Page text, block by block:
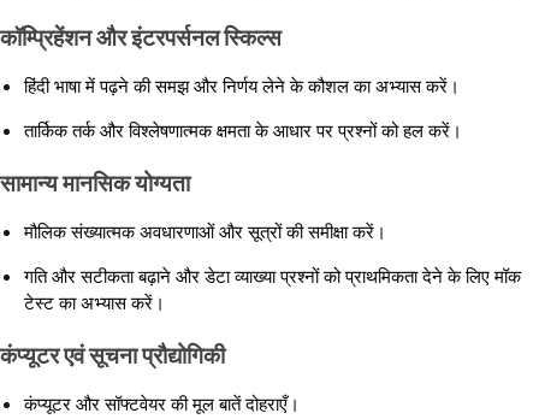
कॉम्प्रिहेंशन और इंटरपर्सनल स्किल्स
हिंदी भाषा में पढ़ने की समझ और निर्णय लेने के कौशल का अभ्यास करें।
तार्किक तर्क और विश्लेषणात्मक क्षमता के आधार पर प्रश्नों को हल करें।
सामान्य मानसिक योग्यता
मौलिक संख्यात्मक अवधारणाओं और सूत्रों की समीक्षा करें।
गति और सटीकता बढ़ाने और डेटा व्याख्या प्रश्नों को प्राथमिकता देने के लिए मॉक
टेस्ट का अभ्यास करें।
कंप्यूटर एवं सूचना प्रौद्योगिकी
कंप्यूटर और सॉफ्टवेयर की मूल बातें दोहराएँ।